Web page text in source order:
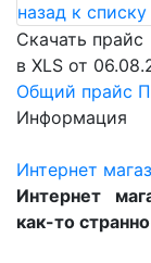
назад к
Скачать прайс
в XLS от
Общий прайс
Информация
Интернет
Интернет
как-то